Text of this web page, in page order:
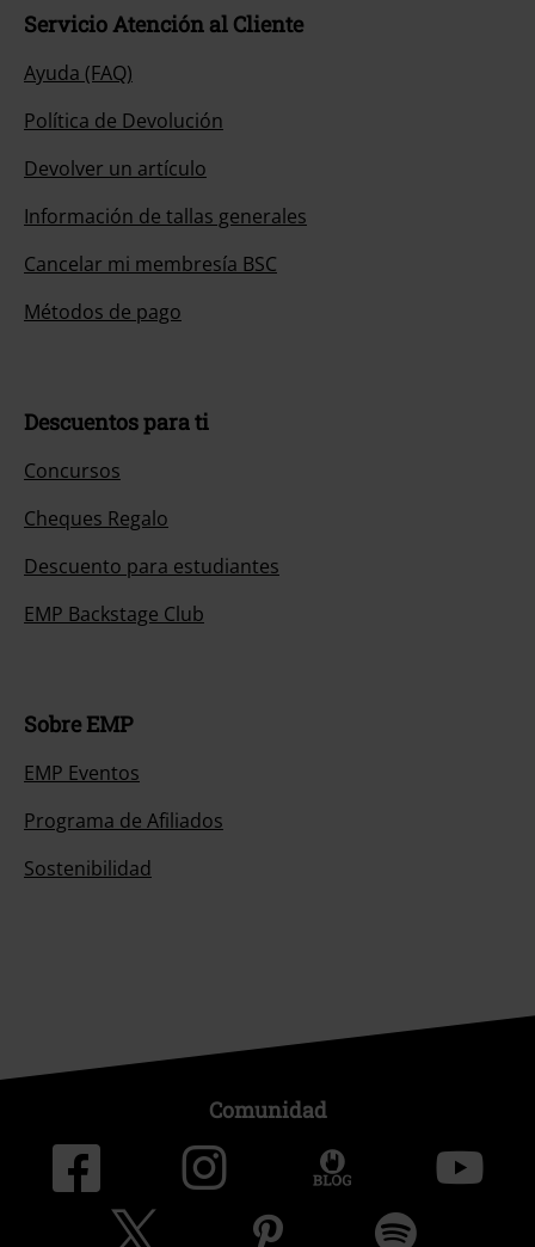
Servicio Atención al Cliente
Ayuda (FAQ)
Política de Devolución
Devolver un artículo
Información de tallas generales
Cancelar mi membresía BSC
Métodos de pago
Descuentos para ti
Concursos
Cheques Regalo
Descuento para estudiantes
EMP Backstage Club
Sobre EMP
EMP Eventos
Programa de Afiliados
Sostenibilidad
Comunidad